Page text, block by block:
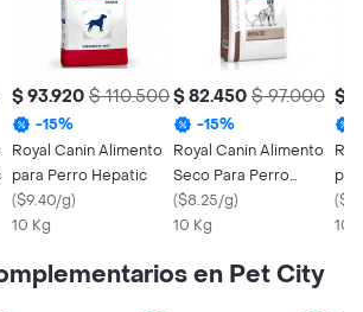
$ 93.920 $ 110.500
-15%
Royal Canin Alimento
para Perro Hepatic
($9.40/g)
10 Kg
$ 82.450 $ 97.000
-15%
Royal Canin Alimento
Seco Para Perro
Medicado Hepatic
Canin
($8.25/g)
10 Kg
$
(
10
en Pet City